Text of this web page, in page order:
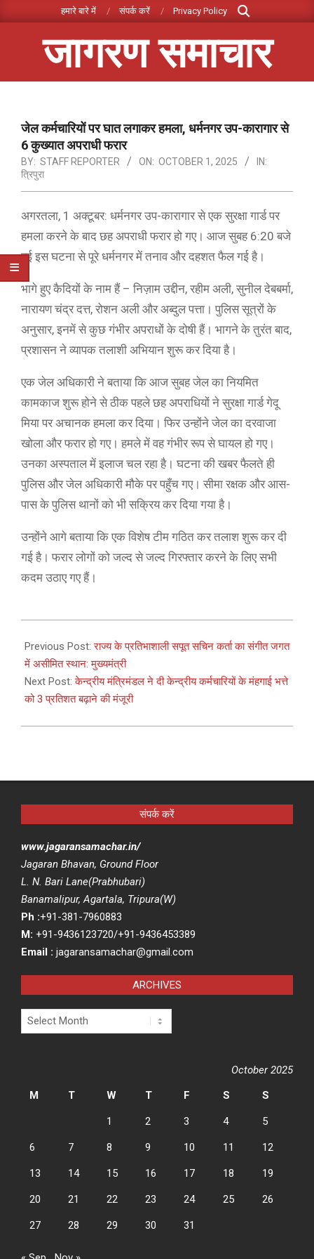
to
हमारे बारे में संपर्क करें Privacy Policy
Search
जागरण समाचार
Menuजेल कर्मचारियों पर घात लगाकर हमला, धर्मनगर उप-कारागार से
6 कुख्यात अपराधी फरार
BY: STAFF REPORTER ON: OCTOBER 1, 2025
IN:
त्रिपुरा
अगरतला, 1 अक्टूबर: धर्मनगर उप-कारागार से एक सुरक्षा गार्ड पर
हमला करने के बाद छह अपराधी फरार हो गए। आज सुबह 6:20 बजे
हुई इस घटना से पूरे धर्मनगर में तनाव और दहशत फैल गई है।
भागे हुए कैदियों के नाम हैं – निज़ाम उद्दीन, रहीम अली, सुनील देबबर्मा,
नारायण चंद्र दत्त, रोशन अली और अब्दुल पत्ता। पुलिस सूत्रों के
अनुसार, इनमें से कुछ गंभीर अपराधों के दोषी हैं। भागने के तुरंत बाद,
प्रशासन ने व्यापक तलाशी अभियान शुरू कर दिया है।
एक जेल अधिकारी ने बताया कि आज सुबह जेल का नियमित
कामकाज शुरू होने से ठीक पहले छह अपराधियों ने सुरक्षा गार्ड गेदू
मिया पर अचानक हमला कर दिया। फिर उन्होंने जेल का दरवाजा
खोला और फरार हो गए। हमले में वह गंभीर रूप से घायल हो गए।
उनका अस्पताल में इलाज चल रहा है। घटना की खबर फैलते ही
पुलिस और जेल अधिकारी मौके पर पहुँच गए। सीमा रक्षक और आस-
पास के पुलिस थानों को भी सक्रिय कर दिया गया है।
उन्होंने आगे बताया कि एक विशेष टीम गठित कर तलाश शुरू कर दी
गई है। फरार लोगों को जल्द से जल्द गिरफ्तार करने के लिए सभी
कदम उठाए गए हैं।
10-
01
Previous Post:राज्य के प्रतिभाशाली सपूत सचिन कर्ता का संगीत जगत
में असीमित स्थान: मुख्यमंत्री
Next Post:केन्द्रीय मंत्रिमंडल ने दी केन्द्रीय कर्मचारियों के मंहगाई भत्ते
को 3 प्रतिशत बढ़ाने की मंजूरी
संपर्क करें
www.jagaransamachar.in/
Jagaran Bhavan, Ground Floor
L. N. Bari Lane(Prabhubari)
Banamalipur, Agartala, Tripura(W)
Ph :+91-381-7960883
M: +91-9436123720/+91-9436453389
Email : jagaransamachar@gmail.com
ARCHIVES
Archives
October 2025
M
T W T F S S
1 2 3 4 5
6 7 8 9 10 11 12
13 14 15 16 17 18 19
20 21 22 23 24 25 26
27 28 29 30 31